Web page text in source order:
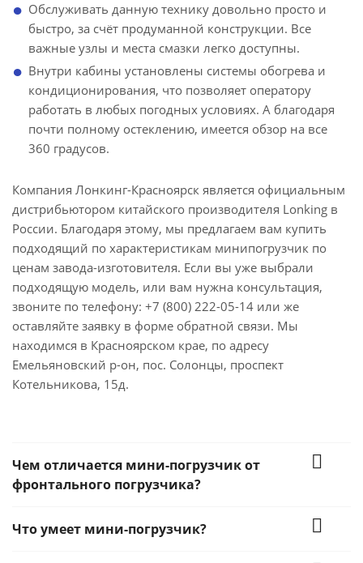
Обслуживать данную технику довольно просто и
быстро, за счёт продуманной конструкции. Все
важные узлы и места смазки легко доступны.
Внутри кабины установлены системы обогрева и
кондиционирования, что позволяет оператору
работать в любых погодных условиях. А благодаря
почти полному остеклению, имеется обзор на все
360 градусов.
Компания Лонкинг-Красноярск является официальным
дистрибьютором китайского производителя Lonking в
России. Благодаря этому, мы предлагаем вам купить
подходящий по характеристикам минипогрузчик по
ценам завода-изготовителя. Если вы уже выбрали
подходящую модель, или вам нужна консультация,
звоните по телефону: +7 (800) 222-05-14 или же
оставляйте заявку в форме обратной связи. Мы
находимся в Красноярском крае, по адресу
Емельяновский р-он, пос. Солонцы, проспект
Котельникова, 15д.
Чем отличается мини-погрузчик от
фронтального погрузчика?
Что умеет мини-погрузчик?